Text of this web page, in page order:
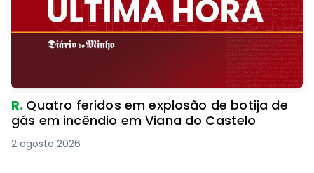
R. Quatro feridos em explosão de botija de
gás em incêndio em Viana do Castelo
2 agosto 2026